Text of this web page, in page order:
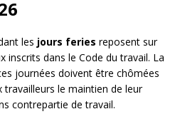
les jours feries reposent sur
inscrits dans le Code du travail. La
journées doivent être chômées
le maintien de leur
contrepartie de travail.